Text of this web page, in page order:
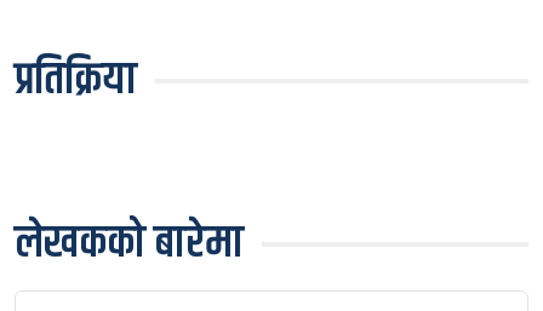
प्रतिक्रिया
लेखकको बारेमा